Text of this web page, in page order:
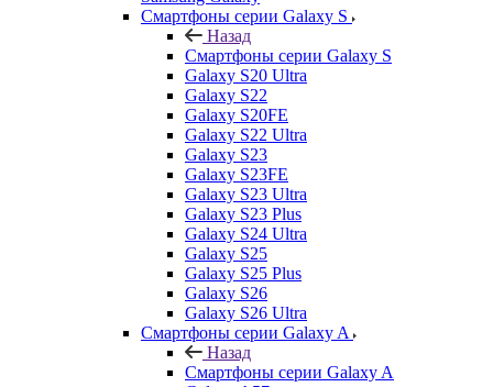
Смартфоны серии Galaxy S
Назад
Смартфоны серии Galaxy S
Galaxy S20 Ultra
Galaxy S22
Galaxy S20FE
Galaxy S22 Ultra
Galaxy S23
Galaxy S23FE
Galaxy S23 Ultra
Galaxy S23 Plus
Galaxy S24 Ultra
Galaxy S25
Galaxy S25 Plus
Galaxy S26
Galaxy S26 Ultra
Смартфоны серии Galaxy A
Назад
Смартфоны серии Galaxy A